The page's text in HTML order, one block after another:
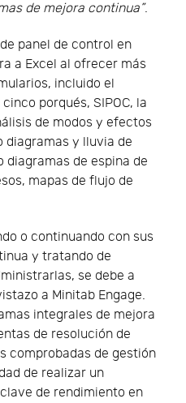
de mejora continua”.
panel de control en
a Excel al ofrecer más
incluido el
porqués, SIPOC, la
de modos y efectos
diagramas y lluvia de
diagramas de espina de
mapas de flujo de
o continuando con sus
y tratando de
se debe a
a Minitab Engage.
integrales de mejora
de resolución de
comprobadas de gestión
de realizar un
de rendimiento en